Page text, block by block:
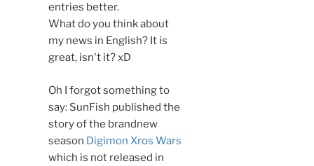
entries better.
What do you think about
my news in English? It is
great, isn't it? xD
Oh I forgot something to
say: SunFish published the
story of the brandnew
season Digimon Xros Wars
which is not released in